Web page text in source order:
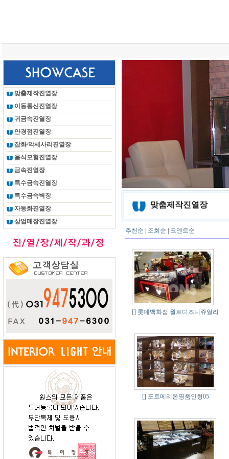
맞춤제작진열장
이동통신진열장
귀금속진열장
안경점진열장
잡화/악세사리진열장
음식모형진열장
금속진열장
특수금속진열장
특수금속벽장
자동화진열장
상업매장진열장
맞춤제작진열장
추천순 조회순 코멘트순
[] 롯데백화점 월트디즈니쥬얼리
[] 포트메리온명품인형05